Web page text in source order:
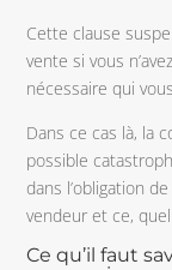
Cette clause
vente si vous
nécessaire qui
Dans ce cas là, la
possible
dans l’obligation de
vendeur et ce,
Ce qu’il faut